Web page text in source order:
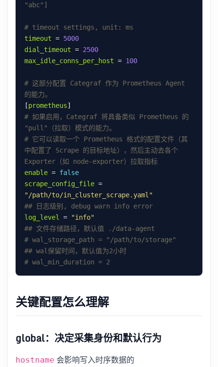
"abc"]
# timeout settings, unit: ms
timeout = 5000
dial_timeout = 2500
max_idle_conns_per_host = 100
# 这部分配置 Categraf 作为 Prometheus Agent
的能力。
[prometheus
# 如果启用，Categraf 将具备类似 Prometheus 的
"pull"（拉取）模式的能力。
# 它可以读取一个 Prometheus 格式的配置文件（其
中配置了 Scrape 的目标地址），然后主动去各个
Exporter（如 node-exporter）拉取指标
enable = false
scrape_config_file
"/path/to/in_cluster_scrape.yaml"
## 日志级别, debug warn info error
log_level
=
"info"
## 文件存储路径，默认值 ./data-agent
# wal_storage_path = "/path/to/storage"
## wal保留时间，默认值为2小时
# wal_min_duration = 2
关键配置怎么理解
global：决定采集身份和默认行为
hostname 会影响写入时序数据的